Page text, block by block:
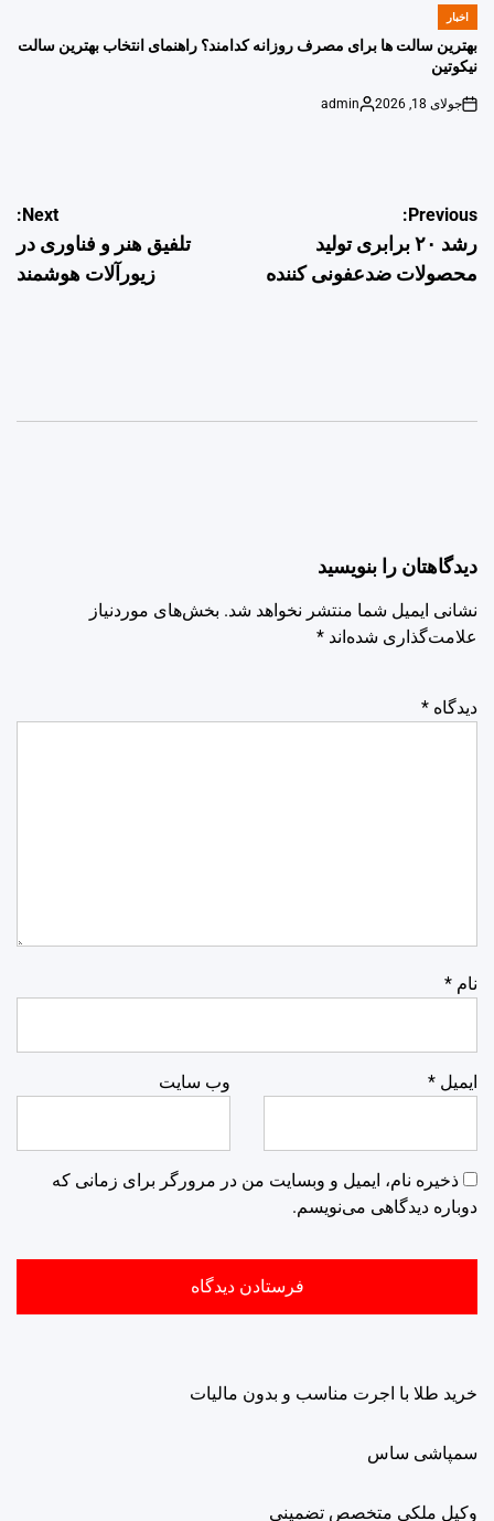
POSTED
اخبار
بهترین سالت ها برای مصرف روزانه کدامند؟ راهنمای انتخاب بهترین سالت
نیکوتین
on
جولای 18, 2026
Posted
admin
راهبری
نوشته
Previous:
رشد ۲۰ برابری تولید
محصولات ضدعفونی کننده
Next:
تلفیق هنر و فناوری در
زیورآلات هوشمند
دیدگاهتان را بنویسید
نشانی ایمیل شما منتشر نخواهد شد. بخش‌های موردنیاز
علامت‌گذاری شده‌اند *
دیدگاه *
نام *
ایمیل * وب‌ سایت
ذخیره نام، ایمیل و وبسایت من در مرورگر برای زمانی که
دوباره دیدگاهی می‌نویسم.
خرید طلا با اجرت مناسب و بدون مالیات
سمپاشی ساس
وکیل ملکی متخصص تضمینی